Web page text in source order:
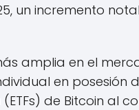
un incremento
amplia en el
en posesión
de Bitcoin al